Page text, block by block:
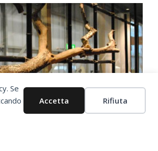
Se
Accetta Rifiuta